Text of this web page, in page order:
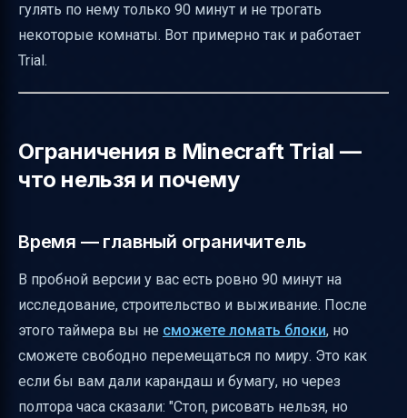
гулять по нему только 90 минут и не трогать
некоторые комнаты. Вот примерно так и работает
Trial.
Ограничения в Minecraft Trial —
что нельзя и почему
Время — главный ограничитель
В пробной версии у вас есть ровно 90 минут на
исследование, строительство и выживание. После
этого таймера вы не сможете ломать блоки, но
сможете свободно перемещаться по миру. Это как
если бы вам дали карандаш и бумагу, но через
полтора часа сказали: "Стоп, рисовать нельзя, но